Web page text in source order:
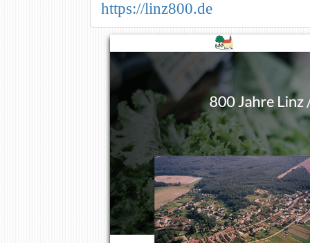
https://linz800.de